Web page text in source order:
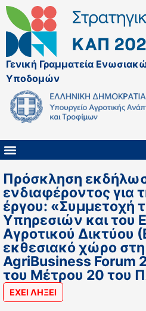
Γενική Γραμματεία
Υποδομών
Πρόσκληση
ενδιαφέροντος για
έργου: «Συμμετοχή
Υπηρεσιών και του
Αγροτικού Δικτύου
εκθεσιακό χώρο
AgriBusiness Forum
του Μέτρου 20 του
ΕΧΕΙ ΛΗΞΕΙ